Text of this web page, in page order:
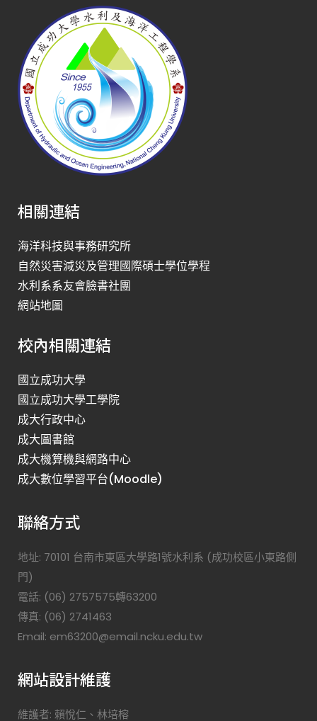
相關連結
海洋科技與事務研究所
自然災害減災及管理國際碩士學位學程
水利系系友會臉書社團
網站地圖
校內相關連結
國立成功大學
國立成功大學工學院
成大行政中心
成大圖書館
成大機算機與網路中心
成大數位學習平台(Moodle)
聯絡方式
地址: 70101 台南市東區大學路1號水利系 (成功校區小東路側
門)
電話: (06) 2757575轉63200
傳真: (06) 2741463
Email: em63200@email.ncku.edu.tw
網站設計維護
維護者: 賴悅仁、林培榕